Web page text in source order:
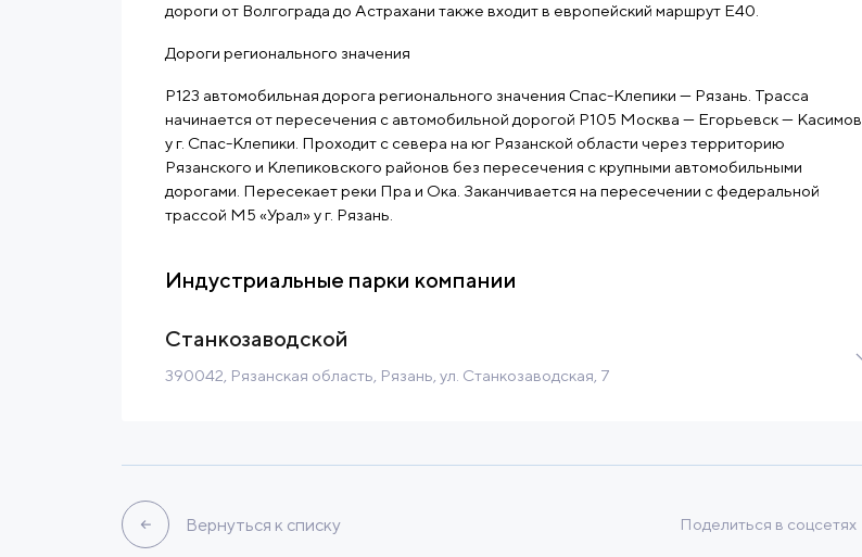
дороги от Волгограда до Астрахани также входит в европейский маршрут E40.
Дороги регионального значения
Р123 автомобильная дорога регионального значения Спас-Клепики — Рязань. Трасса
начинается от пересечения с автомобильной дорогой Р105 Москва — Егорьевск — Касимов
у г. Спас-Клепики. Проходит с севера на юг Рязанской области через территорию
Рязанского и Клепиковского районов без пересечения с крупными автомобильными
дорогами. Пересекает реки Пра и Ока. Заканчивается на пересечении с федеральной
трассой М5 «Урал» у г. Рязань.
Индустриальные парки компании
Станкозаводской
390042, Рязанская область, Рязань, ул. Станкозаводская, 7
Вернуться к списку Поделиться в соцсетях